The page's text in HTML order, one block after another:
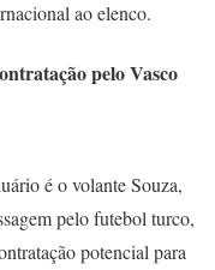
ao elenco.
pelo Vasco
é o volante Souza,
pelo futebol turco,
potencial para